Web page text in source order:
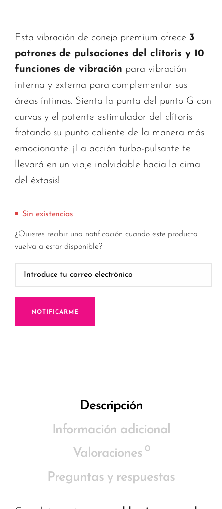
Esta vibración de conejo premium ofrece 3
patrones de pulsaciones del clítoris y 10
funciones de vibración para vibración
interna y externa para complementar sus
áreas íntimas. Sienta la punta del punto G con
curvas y el potente estimulador del clítoris
frotando su punto caliente de la manera más
emocionante. ¡La acción turbo-pulsante te
llevará en un viaje inolvidable hacia la cima
del éxtasis!
Sin existencias
¿Quieres recibir una notificación cuando este producto
vuelva a estar disponible?
NOTIFICARME
Descripción
Información adicional
Valoraciones 0
Preguntas y respuestas